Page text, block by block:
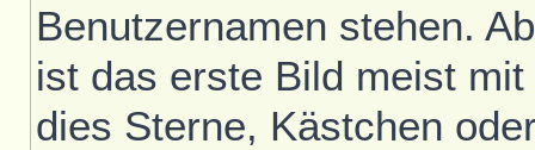
Benutzernamen stehen.
ist das erste Bild meist
dies Sterne, Kästchen